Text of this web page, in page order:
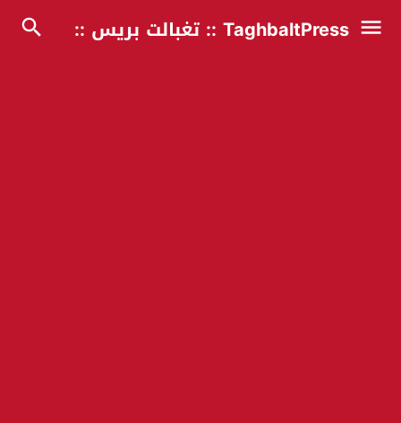
TaghbaltPress :: تغبالت بريس ::